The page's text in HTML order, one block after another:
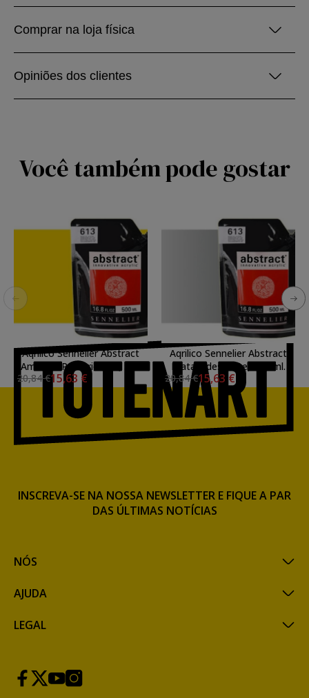
Comprar na loja física
Opiniões dos clientes
Você também pode gostar
Aqrilico Sennelier Abstract
Amarelo Primario 574, 500
ml.
20,84 €15,63 €
Aqrilico Sennelier Abstract
Prata iridescente, 500 ml.
20,84 €15,63 €
NÓS
AJUDA
LEGAL
INSCREVA-SE NA NOSSA NEWSLETTER E FIQUE A PAR
DAS ÚLTIMAS NOTÍCIAS